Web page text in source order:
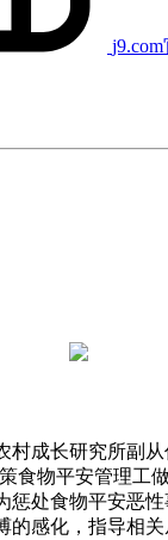
成长研究所副从
食物平安管理工
惩处食物平安恶性
的感化，指导相